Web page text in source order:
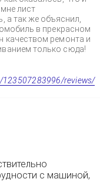
лист
а так же объяснил,
в прекрасном
качеством ремонта и
только сюда!
123507283996/reviews/
с машиной,